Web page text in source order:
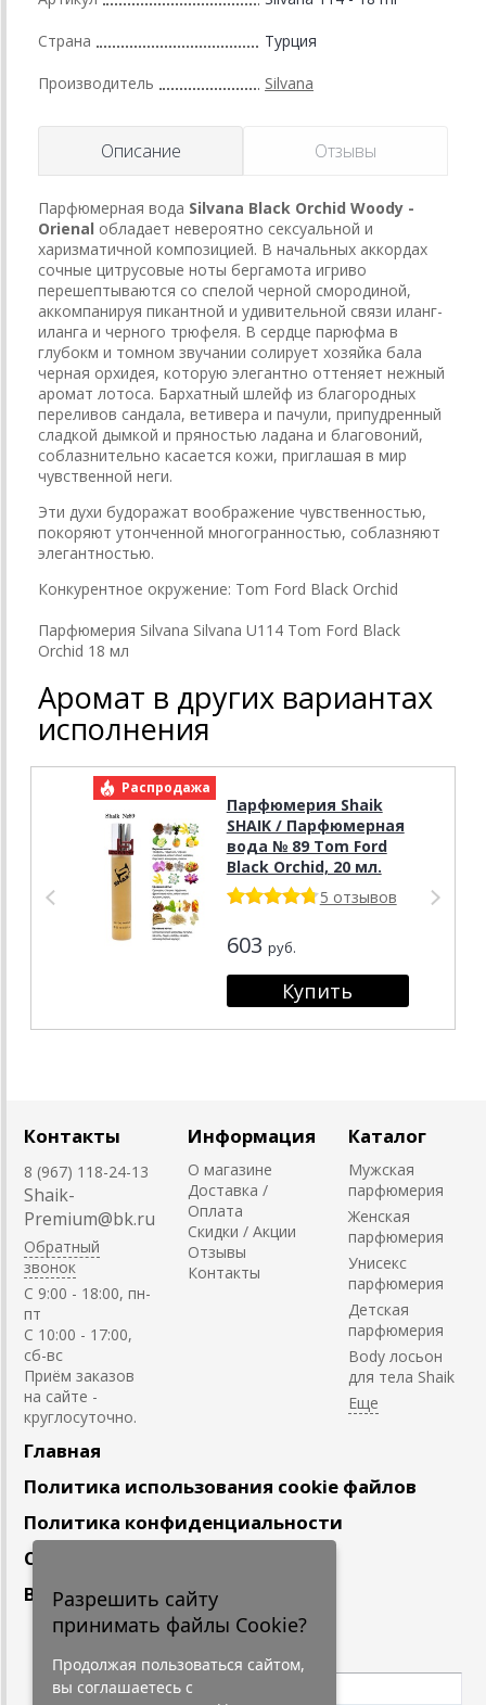
Страна Турция
Производитель Silvana
Описание Отзывы
Парфюмерная вода Silvana Black Orchid Woody -
Orienal обладает невероятно сексуальной и
харизматичной композицией. В начальных аккордах
сочные цитрусовые ноты бергамота игриво
перешептываются со спелой черной смородиной,
аккомпанируя пикантной и удивительной связи иланг-
иланга и черного трюфеля. В сердце парюфма в
глубокм и томном звучании солирует хозяйка бала
черная орхидея, которую элегантно оттеняет нежный
аромат лотоса. Бархатный шлейф из благородных
переливов сандала, ветивера и пачули, припудренный
сладкой дымкой и пряностью ладана и благовоний,
соблазнительно касается кожи, приглашая в мир
чувственной неги.
Эти духи будоражат воображение чувственностью,
покоряют утонченной многогранностью, соблазняют
элегантностью.
Конкурентное окружение: Tom Ford Black Orchid
Парфюмерия Silvana Silvana U114 Tom Ford Black
Orchid 18 мл
Аромат в других вариантах
исполнения
Распродажа
Парфюмерия Shaik
SHAIK / Парфюмерная
вода № 89 Tom Ford
Black Orchid, 20 мл.
5 отзывов
603 руб.
Контакты
8 (967) 118-24-13
Shaik-
Premium@bk.ru
Обратный
звонок
C 9:00 - 18:00, пн-
пт
С 10:00 - 17:00,
сб-вс
Приём заказов
на сайте -
круглосуточно.
Информация
О магазине
Доставка /
Оплата
Скидки / Акции
Отзывы
Контакты
Каталог
Мужская
парфюмерия
Женская
парфюмерия
Унисекс
парфюмерия
Детская
парфюмерия
Body лосьон
для тела Shaik
Главная
Политика использования cookie файлов
Политика конфиденциальности
Сотрудничество
Вакансии
Подпишитесь
Разрешить сайту
принимать файлы Cookie?
Продолжая пользоваться сайтом,
вы соглашаетесь с